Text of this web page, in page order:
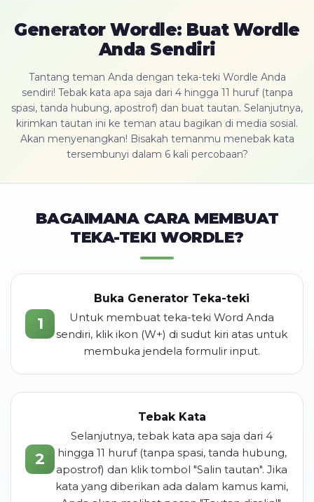
Generator Wordle: Buat Wordle
Anda Sendiri
Tantang teman Anda dengan teka-teki Wordle Anda
sendiri! Tebak kata apa saja dari 4 hingga 11 huruf (tanpa
spasi, tanda hubung, apostrof) dan buat tautan. Selanjutnya,
kirimkan tautan ini ke teman atau bagikan di media sosial.
Akan menyenangkan! Bisakah temanmu menebak kata
tersembunyi dalam 6 kali percobaan?
BAGAIMANA CARA MEMBUAT
TEKA-TEKI WORDLE?
1
Buka Generator Teka-teki
Untuk membuat teka-teki Word Anda
sendiri, klik ikon (W+) di sudut kiri atas untuk
membuka jendela formulir input.
2
Tebak Kata
Selanjutnya, tebak kata apa saja dari 4
hingga 11 huruf (tanpa spasi, tanda hubung,
apostrof) dan klik tombol "Salin tautan". Jika
kata yang diberikan ada dalam kamus kami,